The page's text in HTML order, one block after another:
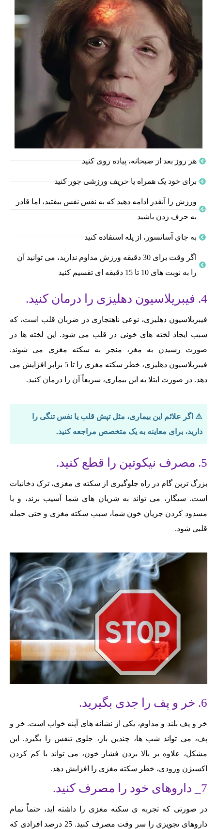
هر روز بعد از صبحانه، پیاده روی کنید
برای خود یک همراه یا حریف ورزشی جور کنید
ورزش را آنقدر ادامه دهید که به نفس نفس بیفتید، اما قادر
به حرف زدن باشید
به جای آسانسور، از پله استفاده کنید
اگر وقت برای 30 دقیقه ورزش مداوم ندارید، می توانید آن
را به نوبت های 10 تا 15 دقیقه ای تقسیم کنید
4. فیبریلاسیون دهلیزی را درمان کنید.
فیبریلاسیون دهلیزی، نوعی ناهنجاری در ضربان قلب است، که
سبب ایجاد لخته های خونی در قلب می شود. این لخته ها در
صورت رسیدن به مغز، منجر به سکته مغزی می شوند.
فیبریلاسیون دهلیزی، خطر سکته مغزی را تا 5 برابر افزایش می
دهد. در صورت ابتلا به این بیماری، سریعاً آن را درمان کنید.
⚠️ اگر علائم این بیماری، مثل تپش قلب یا نفس تنگی را
دارید، برای معاینه به یک متخصص مراجعه کنید.
5. مصرف نیکوتین را قطع کنید.
بزرگ ترین گام در راه جلوگیری از سکته ی مغزی، ترک دخانیات
است. سیگار، می تواند به شریان های شما آسیب بزند، و با
مسدود کردن جریان خون شما، سبب سکته مغزی و حتی حمله
قلبی شود.
6. خر و پف را جدی بگیرید.
خر و پف بلند و مداوم، یکی از نشانه های آپنه خواب است. خر و
پف، می تواند شب ها، چندین بار، جلوی تنفس را بگیرد. این
مشکل، علاوه بر بالا بردن فشار خون، می تواند با کم کردن
اکسیژن ورودی، خطر سکته مغزی را افزایش دهد.
7_ داروهای خود را مصرف کنید.
در صورتی که تجربه ی سکته مغزی را داشته اید، حتماً تمام
داروهای تجویزی را سر وقت مصرف کنید. 25 درصد افرادی که